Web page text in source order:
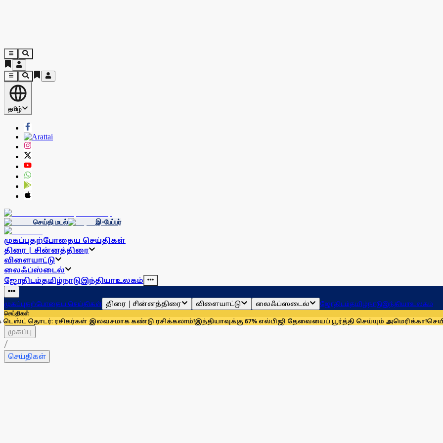
தமிழ்
செய்தி மடல் இ-பேப்பர்
முகப்புதற்போதைய செய்திகள்
திரை | சின்னத்திரை
விளையாட்டு
லைஃப்ஸ்டைல்
ஜோதிடம்தமிழ்நாடுஇந்தியாஉலகம்
முகப்புதற்போதைய செய்திகள் திரை | சின்னத்திரை விளையாட்டு லைஃப்ஸ்டைல் ஜோதிடம்தமிழ்நாடுஇந்தியாஉலகம்
செய்திகள்
ரசிகர்கள் இலவசமாக கண்டு ரசிக்கலாம்!இந்தியாவுக்கு 67% எல்பிஜி தேவையைப் பூர்த்தி செய்யும் அமெரிக்கா!செயின்ட்
முகப்பு
/
செய்திகள்